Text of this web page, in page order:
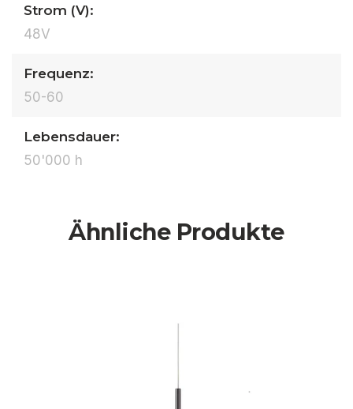
Strom (V):
48V
Frequenz:
50-60
Lebensdauer:
50'000 h
Ähnliche Produkte